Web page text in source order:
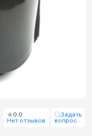
0.0
Нет отзывов
Задать
вопрос